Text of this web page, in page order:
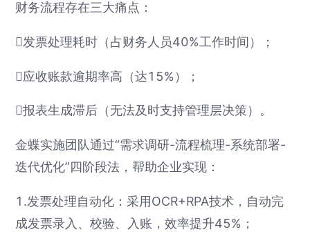
财务流程存在三大痛点：
发票处理耗时（占财务人员40%工作时间）；
应收账款逾期率高（达15%）；
报表生成滞后（无法及时支持管理层决策）。
金蝶实施团队通过“需求调研-流程梳理-系统部署-
迭代优化”四阶段法，帮助企业实现：
1.发票处理自动化：采用OCR+RPA技术，自动完
成发票录入、校验、入账，效率提升45%；